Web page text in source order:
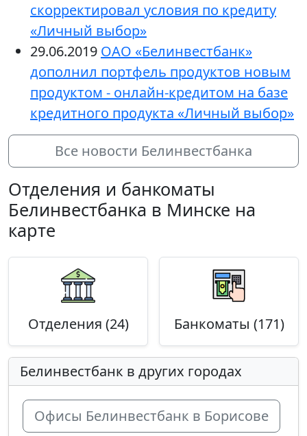
скорректировал условия по кредиту
«Личный выбор»
29.06.2019 ОАО «Белинвестбанк»
дополнил портфель продуктов новым
продуктом - онлайн-кредитом на базе
кредитного продукта «Личный выбор»
Все новости Белинвестбанка
Отделения и банкоматы
Белинвестбанка в Минске на
карте
Отделения (24) Банкоматы (171)
Белинвестбанк в других городах
Офисы Белинвестбанк в Борисове